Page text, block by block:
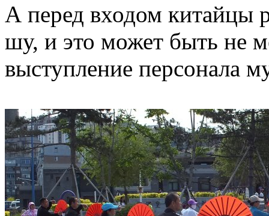
А перед входом китайцы
шу, и это может быть не
выступление персонала